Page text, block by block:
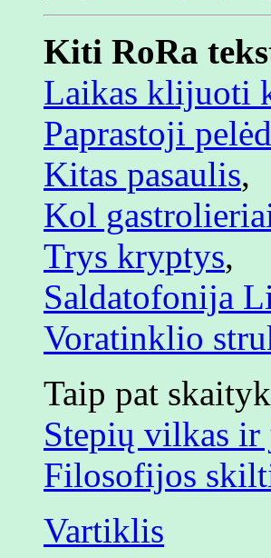
Kiti RoRa
Laikas klijuoti
Paprastoji
Kitas pasaulis,
Kol
Trys kryptys,
Saldatofonija
Voratinklio
Taip pat
Stepių vilkas ir
Filosofijos
Vartiklis